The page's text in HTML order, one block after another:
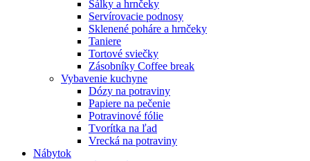
Šálky a hrnčeky
Servírovacie podnosy
Sklenené poháre a hrnčeky
Taniere
Tortové sviečky
Zásobníky Coffee break
Vybavenie kuchyne
Dózy na potraviny
Papiere na pečenie
Potravinové fólie
Tvorítka na ľad
Vrecká na potraviny
Nábytok